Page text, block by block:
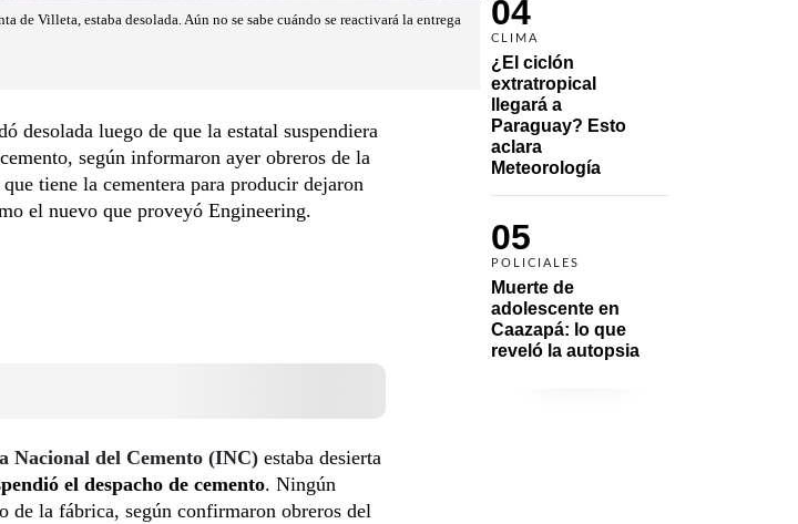
04
CLIMA
¿El ciclón
extratropical
llegará a
Paraguay? Esto
aclara
Meteorología
05
POLICIALES
Muerte de
adolescente en
Caazapá: lo que
reveló la autopsia
de Villeta, estaba desolada. Aún no se sabe cuándo se reactivará la entrega
desolada luego de que la estatal suspendiera
según informaron ayer obreros de la
tiene la cementera para producir dejaron
el nuevo que proveyó Engineering.
Nacional del Cemento (INC) estaba desierta
el despacho de cemento. Ningún
de la fábrica, según confirmaron obreros del